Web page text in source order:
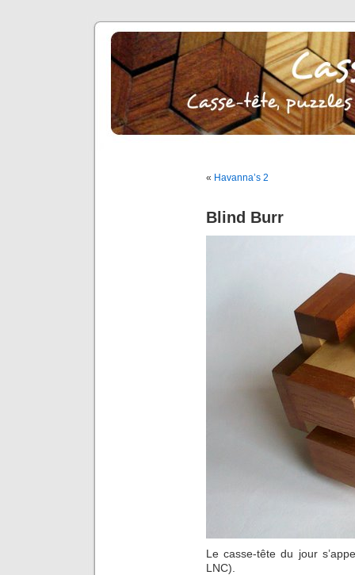
« Havanna’s 2
Blind Burr
Le casse-tête du jour
LNC).